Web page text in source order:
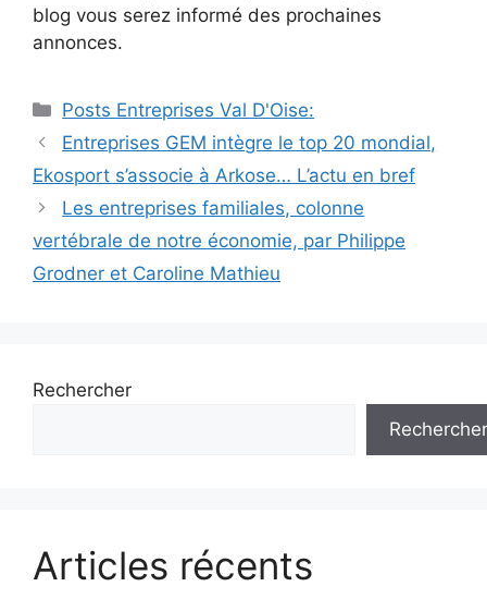
blog vous serez informé des prochaines
annonces.
Catégories
Posts Entreprises Val D'Oise:
Navigation
des
articles
Entreprises GEM intègre le top 20 mondial,
Ekosport s’associe à Arkose… L’actu en bref
Les entreprises familiales, colonne
vertébrale de notre économie, par Philippe
Grodner et Caroline Mathieu
Rechercher
Rechercher
Articles récents